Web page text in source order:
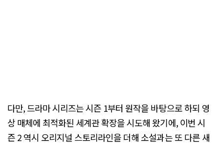
다만, 드라마 시리즈는 시즌 1부터 원작을 바탕으로 하되 영
상 매체에 최적화된 세계관 확장을 시도해 왔기에, 이번 시
즌 2 역시 오리지널 스토리라인을 더해 소설과는 또 다른 새